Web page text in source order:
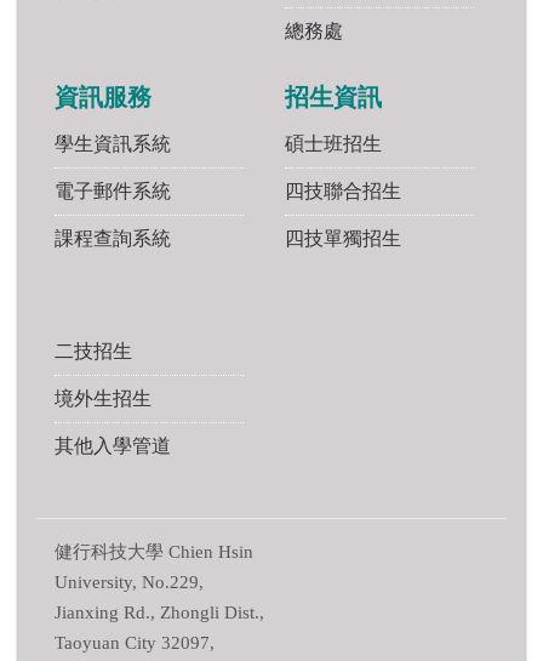
總務處
資訊服務
學生資訊系統
電子郵件系統
課程查詢系統
招生資訊
碩士班招生
四技聯合招生
四技單獨招生
二技招生
境外生招生
其他入學管道
健行科技大學 Chien Hsin
University, No.229,
Jianxing Rd., Zhongli Dist.,
Taoyuan City 32097,